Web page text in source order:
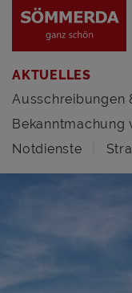
AKTUELLES
Ausschreibungen
Bekanntmachung
Notdienste